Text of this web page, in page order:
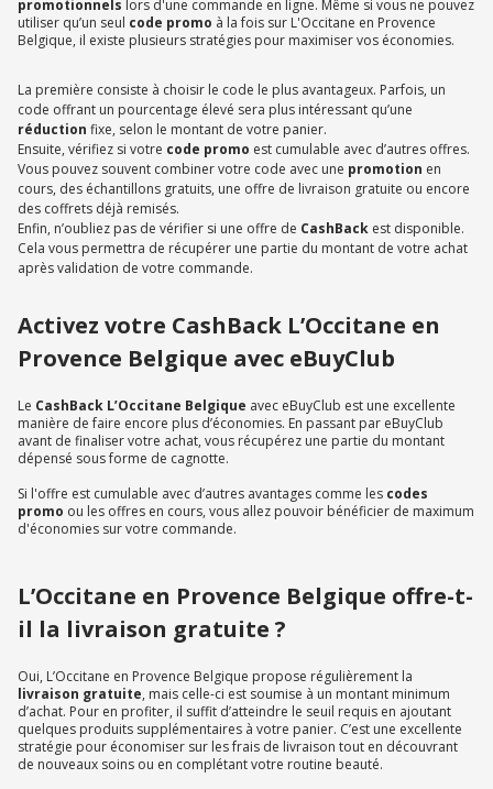
promotionnels lors d'une commande en ligne. Même si vous ne pouvez
utiliser qu’un seul code promo à la fois sur L'Occitane en Provence
Belgique, il existe plusieurs stratégies pour maximiser vos économies.
La première consiste à choisir le code le plus avantageux. Parfois, un
code offrant un pourcentage élevé sera plus intéressant qu’une
réduction fixe, selon le montant de votre panier.
Ensuite, vérifiez si votre code promo est cumulable avec d’autres offres.
Vous pouvez souvent combiner votre code avec une promotion en
cours, des échantillons gratuits, une offre de livraison gratuite ou encore
des coffrets déjà remisés.
Enfin, n’oubliez pas de vérifier si une offre de CashBack est disponible.
Cela vous permettra de récupérer une partie du montant de votre achat
après validation de votre commande.
Activez votre CashBack L’Occitane en
Provence Belgique avec eBuyClub
Le CashBack L’Occitane Belgique avec eBuyClub est une excellente
manière de faire encore plus d’économies. En passant par eBuyClub
avant de finaliser votre achat, vous récupérez une partie du montant
dépensé sous forme de cagnotte.
Si l'offre est cumulable avec d’autres avantages comme les codes
promo ou les offres en cours, vous allez pouvoir bénéficier de maximum
d'économies sur votre commande.
L’Occitane en Provence Belgique offre-t-
il la livraison gratuite ?
Oui, L’Occitane en Provence Belgique propose régulièrement la
livraison gratuite, mais celle-ci est soumise à un montant minimum
d’achat. Pour en profiter, il suffit d’atteindre le seuil requis en ajoutant
quelques produits supplémentaires à votre panier. C’est une excellente
stratégie pour économiser sur les frais de livraison tout en découvrant
de nouveaux soins ou en complétant votre routine beauté.